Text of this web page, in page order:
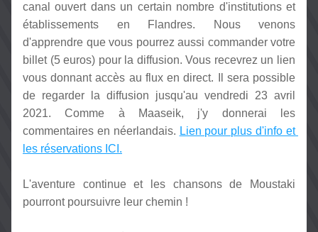
canal ouvert dans un certain nombre d'institutions et
établissements en Flandres. Nous venons
d'apprendre que vous pourrez aussi commander votre
billet (5 euros) pour la diffusion. Vous recevrez un lien
vous donnant accès au flux en direct. Il sera possible
de regarder la diffusion jusqu'au vendredi 23 avril
2021. Comme à Maaseik, j'y donnerai les
commentaires en néerlandais. Lien pour plus d'info et
les réservations ICI.
L'aventure continue et les chansons de Moustaki
pourront poursuivre leur chemin !